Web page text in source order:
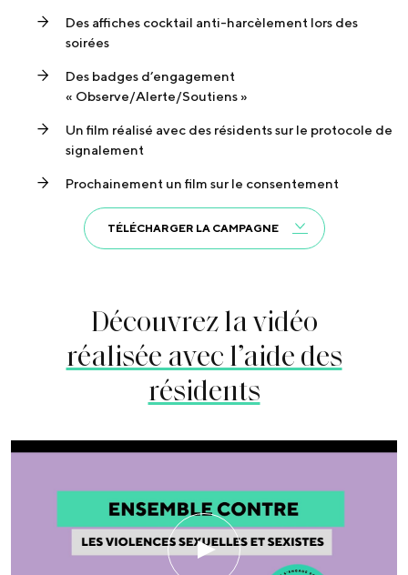
Des affiches cocktail anti-harcèlement lors des
soirées
Des badges d’engagement
« Observe/Alerte/Soutiens »
Un film réalisé avec des résidents sur le protocole de
signalement
Prochainement un film sur le consentement
TÉLÉCHARGER LA CAMPAGNE
Découvrez la vidéo
réalisée avec l’aide des
résidents
Play